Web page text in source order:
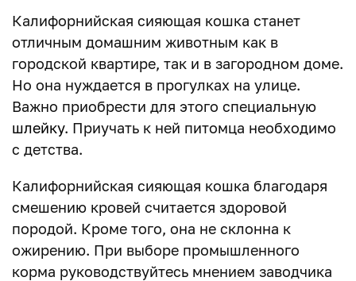
Калифорнийская сияющая кошка станет
отличным домашним животным как в
городской квартире, так и в загородном доме.
Но она нуждается в прогулках на улице.
Важно приобрести для этого специальную
шлейку. Приучать к ней питомца необходимо
с детства.
Калифорнийская сияющая кошка благодаря
смешению кровей считается здоровой
породой. Кроме того, она не склонна к
ожирению. При выборе промышленного
корма руководствуйтесь мнением заводчика